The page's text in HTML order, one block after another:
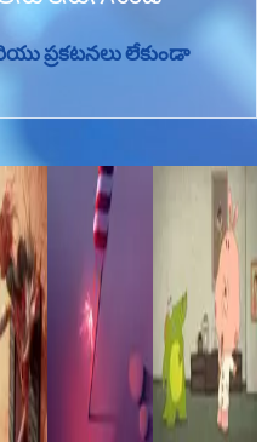
ఇవ్వండి
ప్రకటనలు లేకుండా